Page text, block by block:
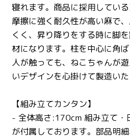
寝れます。商品に採用している
摩擦に強く耐久性が高い麻で
くく、昇り降りをする時に脚
材になります。柱を中心に角ば
人が触っても、ねこちゃんが
いデザインを心掛けて製造いた
【組み立てカンタン】
- 全体高さ:170cm 組み立て・
が付属しております。部品明